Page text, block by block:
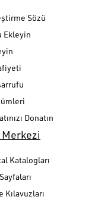
Sözü
Ekleyin
Donatın
Merkezi
Katalogları
Kılavuzları